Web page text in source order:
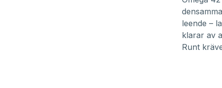
leende –
klarar av
Runt